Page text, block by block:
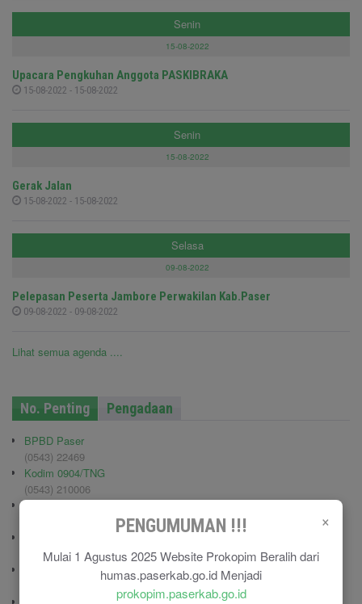
×
PENGUMUMAN !!!
Mulai 1 Agustus 2025 Website Prokopim Beralih dari
humas.paserkab.go.id Menjadi
prokopim.paserkab.go.id
Senin
15-08-2022
Upacara Pengkuhan Anggota PASKIBRAKA
15-08-2022 - 15-08-2022
Senin
15-08-2022
Gerak Jalan
15-08-2022 - 15-08-2022
Selasa
09-08-2022
Pelepasan Peserta Jambore Perwakilan Kab.Paser
09-08-2022 - 09-08-2022
Lihat semua agenda ....
No. Penting Pengadaan
BPBD Paser
(0543) 22469
Kodim 0904/TNG
(0543) 210006
Pemadam Kebakaran
(0543) 21687